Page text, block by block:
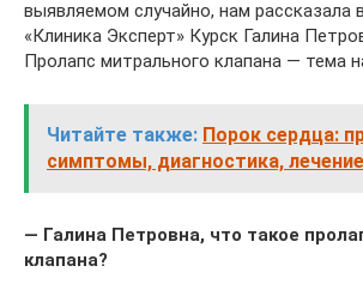
выявляемом случайно, нам рассказала
«Клиника Эксперт» Курск Галина
Пролапс митрального клапана — тема
Читайте также: Порок сердца:
симптомы, диагностика, лечение
— Галина Петровна, что такое
клапана?